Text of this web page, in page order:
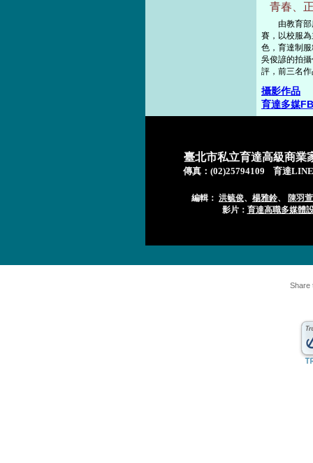
青春、
由教育部所
賽，以校服
色，育達制
吳俊諺的拍
評，前三名
攝影作品
育達多媒FB
臺北市私立育達高級商
傳真： (02)25794109 育達
編輯： 洪毓俊、 楊雅鈴、
陳羽萱
影片： 育達高職多媒體
Share